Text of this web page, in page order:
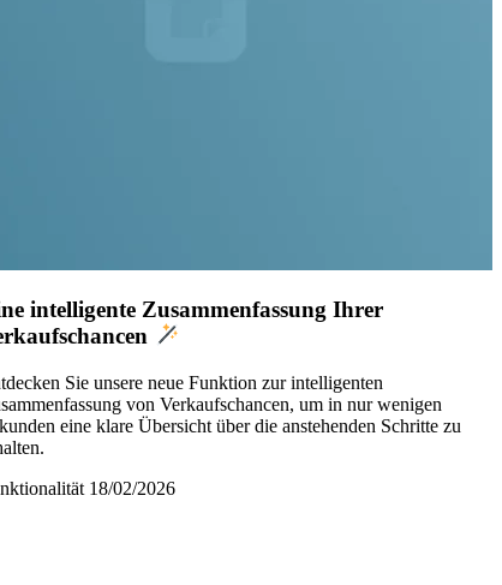
intelligente Zusammenfassung Ihrer
Sie unsere neue Funktion zur intelligenten
von Verkaufschancen, um in nur wenigen
eine klare Übersicht über die anstehenden Schritte zu
18/02/2026